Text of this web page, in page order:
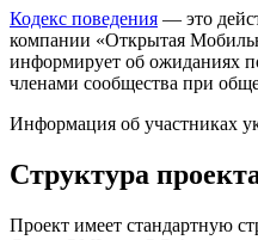
Кодекс поведения — это
компании «Открытая
информирует об ожиданиях
членами сообщества при
Информация об участниках
Структура
Проект имеет стандартную